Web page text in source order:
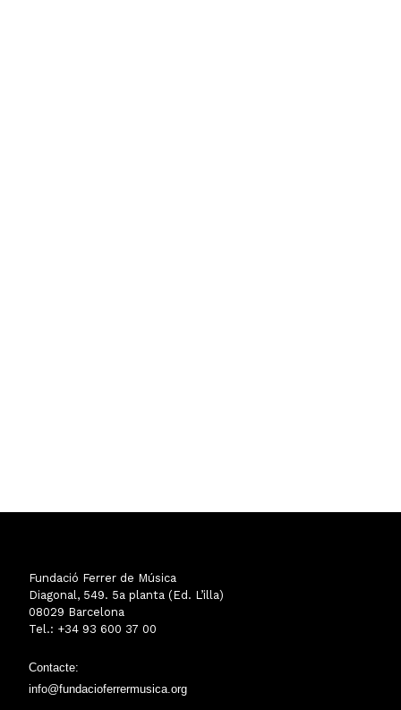
Fundació Ferrer de Música
Diagonal, 549. 5a planta (Ed. L’illa)
08029 Barcelona
Tel.: +34 93 600 37 00
Contacte:
info@fundacioferrermusica.org